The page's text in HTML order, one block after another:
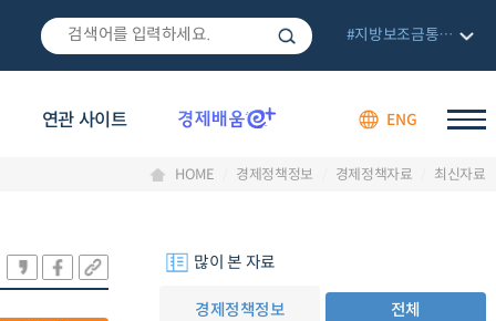
연관 사이트 ENG
#지방보조금통합관리망
HOME 경제정책정보 경제정책자료 최신자료
많이 본 자료
경제정책정보 전체